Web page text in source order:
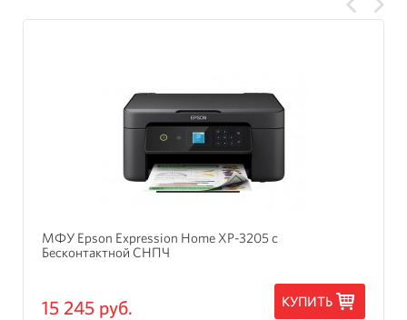
МФУ Epson Expression Home XP-3205 с
Бесконтактной СНПЧ
15 245 руб. КУПИТЬ